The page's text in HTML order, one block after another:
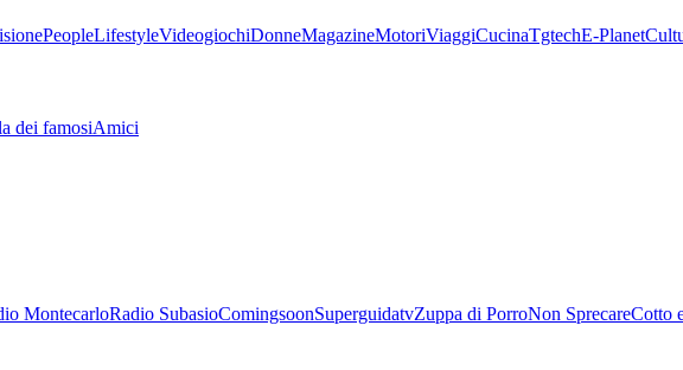
PeopleLifestyleVideogiochiDonneMagazineMotoriViaggiCucinaTgtechE-Planet
dei famosiAmici
MontecarloRadio SubasioComingsoonSuperguidatvZuppa di PorroNon SprecareCotto